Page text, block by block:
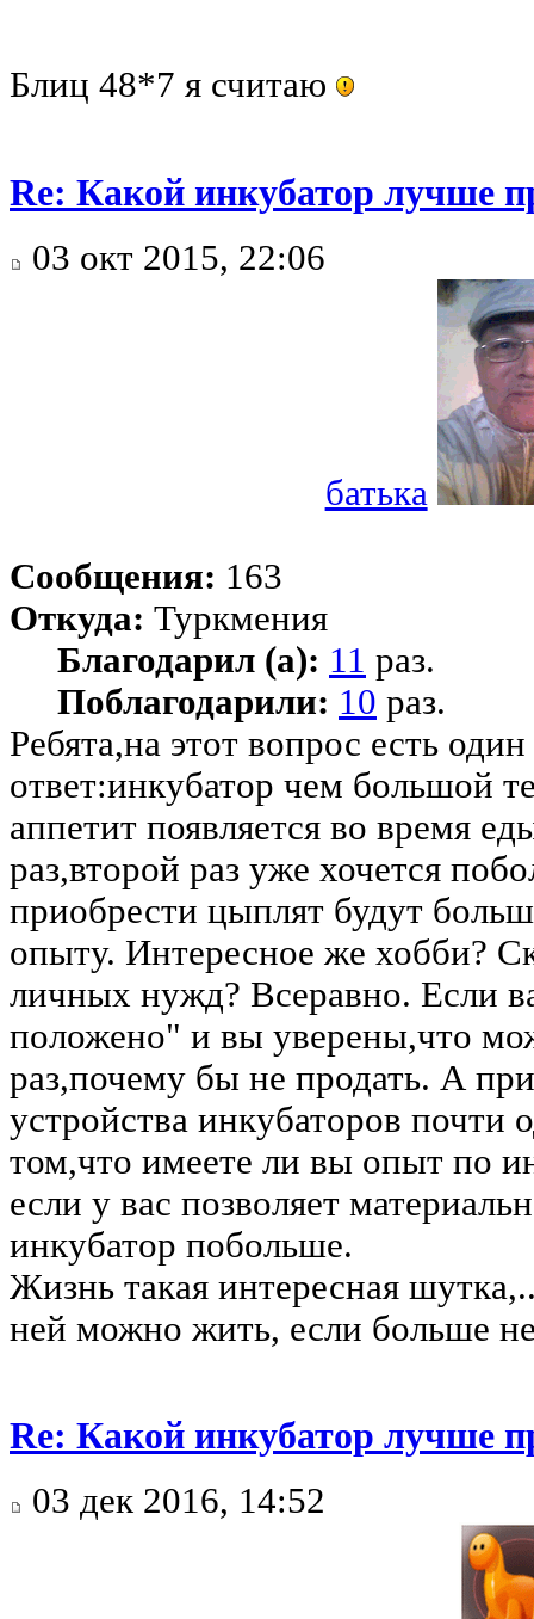
Блиц 48*7 я считаю
Re: Какой инкубатор лучше
03 окт 2015, 22:06
батька
Сообщения: 163
Откуда: Туркмения
Благодарил (а): 11 раз.
Поблагодарили: 10 раз.
Ребята,на этот вопрос есть
ответ:инкубатор чем большой
аппетит появляется во время
раз,второй раз уже хочется
приобрести цыплят будут
опыту. Интересное же хобби?
личных нужд? Всеравно. Если
положено" и вы уверены,что
раз,почему бы не продать. А
устройства инкубаторов почти
том,что имеете ли вы опыт по
если у вас позволяет
инкубатор побольше.
Жизнь такая интересная
ней можно жить, если больше
Re: Какой инкубатор лучше
03 дек 2016, 14:52